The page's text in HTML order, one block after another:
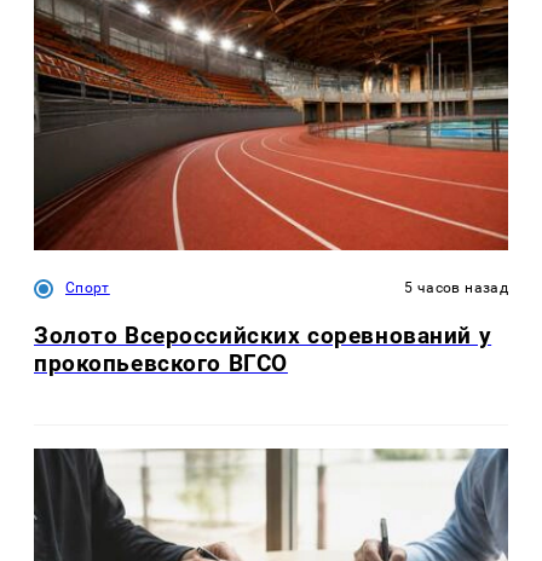
Спорт 5 часов назад
Золото Всероссийских соревнований у
прокопьевского ВГСО